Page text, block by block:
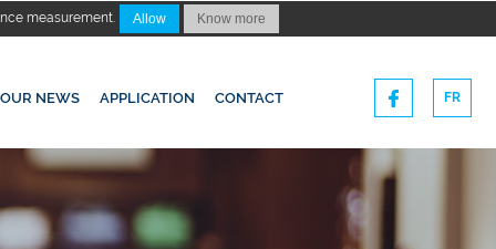
measurement. Allow Know more
OUR NEWS APPLICATION CONTACT FR